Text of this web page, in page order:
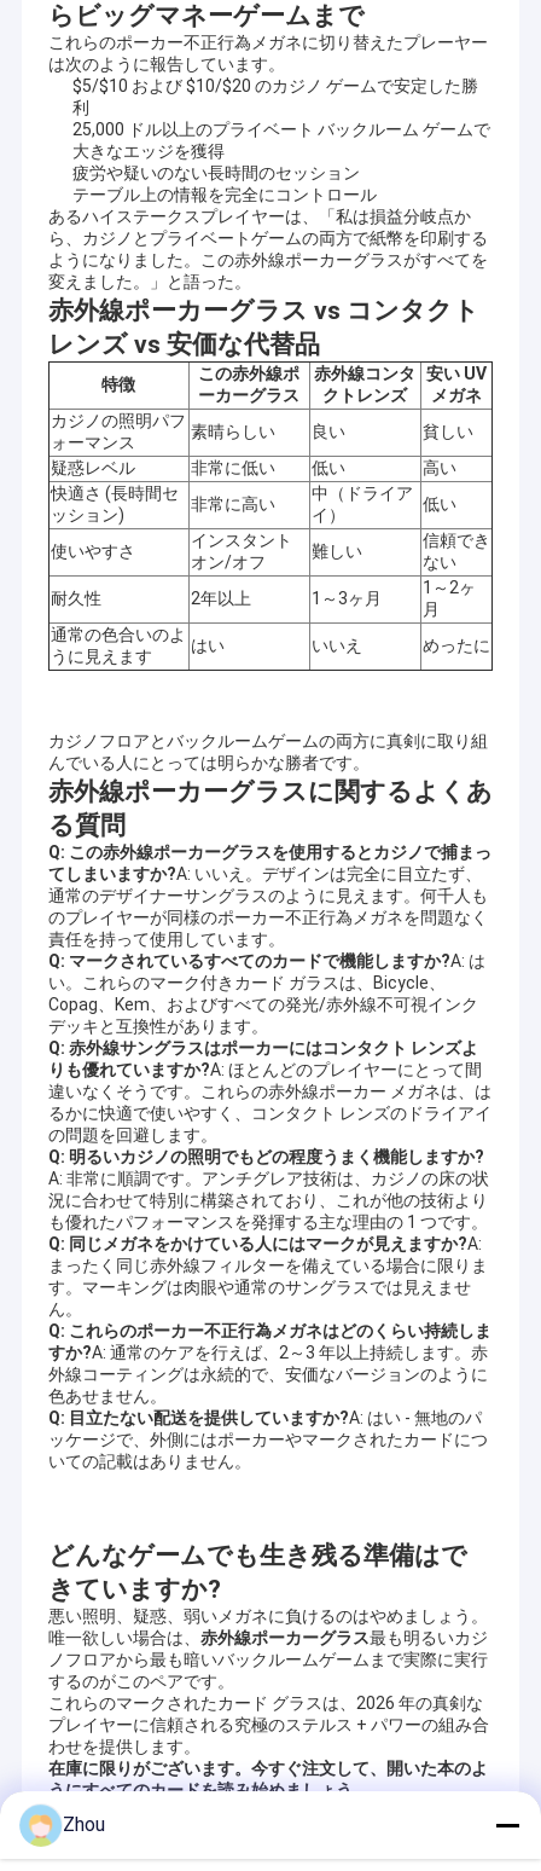
らビッグマネーゲームまで
これらのポーカー不正行為メガネに切り替えたプレーヤー
は次のように報告しています。
$5/$10 および $10/$20 のカジノ ゲームで安定した勝
利
25,000 ドル以上のプライベート バックルーム ゲームで
大きなエッジを獲得
疲労や疑いのない長時間のセッション
テーブル上の情報を完全にコントロール
あるハイステークスプレイヤーは、「私は損益分岐点か
ら、カジノとプライベートゲームの両方で紙幣を印刷する
ようになりました。この赤外線ポーカーグラスがすべてを
変えました。」と語った。
赤外線ポーカーグラス vs コンタクト
レンズ vs 安価な代替品
特徴
この赤外線ポ
ーカーグラス
赤外線コンタ
クトレンズ
安い UV
メガネ
カジノの照明パフ
ォーマンス
素晴らしい 良い
貧しい
疑惑レベル
非常に低い 低い
高い
快適さ (長時間セ
ッション)
非常に高い
中（ドライア
イ）
低い
使いやすさ
インスタント
オン/オフ
難しい
信頼でき
ない
耐久性
2年以上 1～3ヶ月
1～2ヶ
月
通常の色合いのよ
うに見えます
はい いいえ めったに
カジノフロアとバックルームゲームの両方に真剣に取り組
んでいる人にとっては明らかな勝者です。
赤外線ポーカーグラスに関するよくあ
る質問
Q: この赤外線ポーカーグラスを使用するとカジノで捕まっ
てしまいますか?A: いいえ。デザインは完全に目立たず、
通常のデザイナーサングラスのように見えます。何千人も
のプレイヤーが同様のポーカー不正行為メガネを問題なく
責任を持って使用しています。
Q: マークされているすべてのカードで機能しますか?A: は
い。これらのマーク付きカード ガラスは、Bicycle、
Copag、Kem、およびすべての発光/赤外線不可視インク
デッキと互換性があります。
Q: 赤外線サングラスはポーカーにはコンタクト レンズよ
りも優れていますか?A: ほとんどのプレイヤーにとって間
違いなくそうです。これらの赤外線ポーカー メガネは、は
るかに快適で使いやすく、コンタクト レンズのドライアイ
の問題を回避します。
Q: 明るいカジノの照明でもどの程度うまく機能しますか?
A: 非常に順調です。アンチグレア技術は、カジノの床の状
況に合わせて特別に構築されており、これが他の技術より
も優れたパフォーマンスを発揮する主な理由の 1 つです。
Q: 同じメガネをかけている人にはマークが見えますか?A:
まったく同じ赤外線フィルターを備えている場合に限りま
す。マーキングは肉眼や通常のサングラスでは見えませ
ん。
Q: これらのポーカー不正行為メガネはどのくらい持続しま
すか?A: 通常のケアを行えば、2～3 年以上持続します。赤
外線コーティングは永続的で、安価なバージョンのように
色あせません。
Q: 目立たない配送を提供していますか?A: はい - 無地のパ
ッケージで、外側にはポーカーやマークされたカードにつ
いての記載はありません。
どんなゲームでも生き残る準備はで
きていますか?
悪い照明、疑惑、弱いメガネに負けるのはやめましょう。
唯一欲しい場合は、 赤外線ポーカーグラス最も明るいカジ
ノフロアから最も暗いバックルームゲームまで実際に実行
するのがこのペアです。
これらのマークされたカード グラスは、2026 年の真剣な
プレイヤーに信頼される究極のステルス + パワーの組み合
わせを提供します。
在庫に限りがございます。今すぐ注文して、開いた本のよ
うにすべてのカードを読み始めましょう。
Zhou